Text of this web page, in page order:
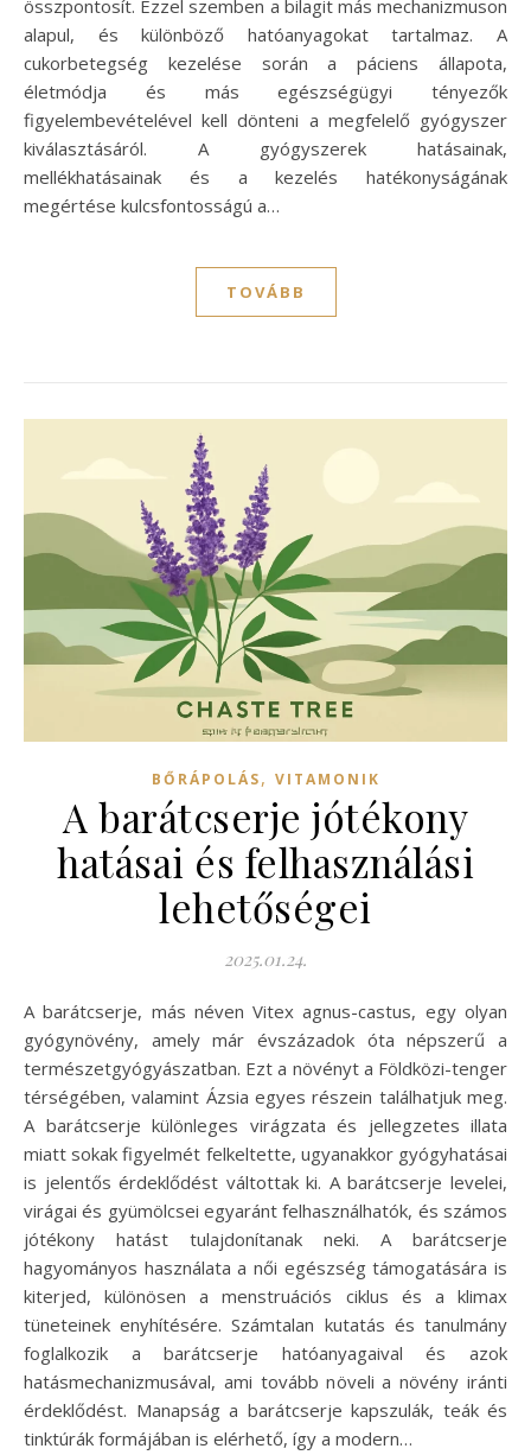
összpontosít. Ezzel szemben a bilagit más mechanizmuson
alapul, és különböző hatóanyagokat tartalmaz. A
cukorbetegség kezelése során a páciens állapota,
életmódja és más egészségügyi tényezők
figyelembevételével kell dönteni a megfelelő gyógyszer
kiválasztásáról. A gyógyszerek hatásainak,
mellékhatásainak és a kezelés hatékonyságának
megértése kulcsfontosságú a…
TOVÁBB
BŐRÁPOLÁS, VITAMONIK
A barátcserje jótékony
hatásai és felhasználási
lehetőségei
2025.01.24.
A barátcserje, más néven Vitex agnus-castus, egy olyan
gyógynövény, amely már évszázadok óta népszerű a
természetgyógyászatban. Ezt a növényt a Földközi-tenger
térségében, valamint Ázsia egyes részein találhatjuk meg.
A barátcserje különleges virágzata és jellegzetes illata
miatt sokak figyelmét felkeltette, ugyanakkor gyógyhatásai
is jelentős érdeklődést váltottak ki. A barátcserje levelei,
virágai és gyümölcsei egyaránt felhasználhatók, és számos
jótékony hatást tulajdonítanak neki. A barátcserje
hagyományos használata a női egészség támogatására is
kiterjed, különösen a menstruációs ciklus és a klimax
tüneteinek enyhítésére. Számtalan kutatás és tanulmány
foglalkozik a barátcserje hatóanyagaival és azok
hatásmechanizmusával, ami tovább növeli a növény iránti
érdeklődést. Manapság a barátcserje kapszulák, teák és
tinktúrák formájában is elérhető, így a modern…